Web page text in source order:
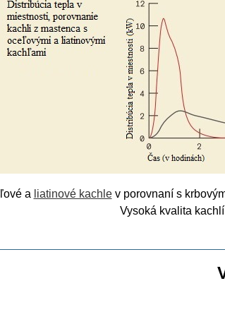
a liatinové kachlev porovnaní s
Vysoká kvalita